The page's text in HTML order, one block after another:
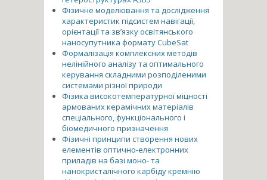
Фізичне моделювання та дослідження
характеристик підсистем навігації,
орієнтації та зв’язку освітянського
наносупутника формату CubeSat
Формалізація комплексних методів
нелінійного аналізу та оптимального
керування складними розподіленими
системами різної природи
Фізика високотемпературної міцності
армованих керамічних матеріалів
спеціального, функціонального і
біомедичного призначення
Фізичні принципи створення нових
елементів оптично-електронних
приладів на базі моно- та
нанокристалічного карбіду кремнію